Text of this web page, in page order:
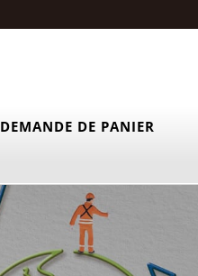
DEMANDE DE PANIER